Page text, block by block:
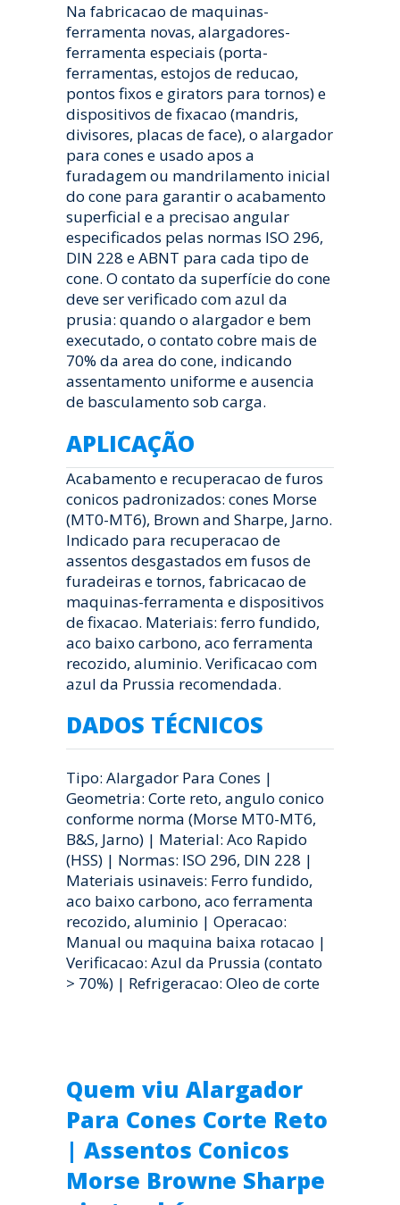
Na fabricacao de maquinas-
ferramenta novas, alargadores-
ferramenta especiais (porta-
ferramentas, estojos de reducao,
pontos fixos e girators para tornos) e
dispositivos de fixacao (mandris,
divisores, placas de face), o alargador
para cones e usado apos a
furadagem ou mandrilamento inicial
do cone para garantir o acabamento
superficial e a precisao angular
especificados pelas normas ISO 296,
DIN 228 e ABNT para cada tipo de
cone. O contato da superfície do cone
deve ser verificado com azul da
prusia: quando o alargador e bem
executado, o contato cobre mais de
70% da area do cone, indicando
assentamento uniforme e ausencia
de basculamento sob carga.
APLICAÇÃO
Acabamento e recuperacao de furos
conicos padronizados: cones Morse
(MT0-MT6), Brown and Sharpe, Jarno.
Indicado para recuperacao de
assentos desgastados em fusos de
furadeiras e tornos, fabricacao de
maquinas-ferramenta e dispositivos
de fixacao. Materiais: ferro fundido,
aco baixo carbono, aco ferramenta
recozido, aluminio. Verificacao com
azul da Prussia recomendada.
DADOS TÉCNICOS
Tipo: Alargador Para Cones |
Geometria: Corte reto, angulo conico
conforme norma (Morse MT0-MT6,
B&S, Jarno) | Material: Aco Rapido
(HSS) | Normas: ISO 296, DIN 228 |
Materiais usinaveis: Ferro fundido,
aco baixo carbono, aco ferramenta
recozido, aluminio | Operacao:
Manual ou maquina baixa rotacao |
Verificacao: Azul da Prussia (contato
> 70%) | Refrigeracao: Oleo de corte
Quem viu Alargador
Para Cones Corte Reto
| Assentos Conicos
Morse Browne Sharpe